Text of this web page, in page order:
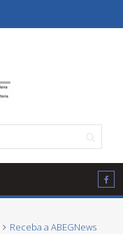
Receba a ABEGNews